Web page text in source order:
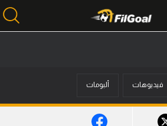
فيديوهات ألبومات